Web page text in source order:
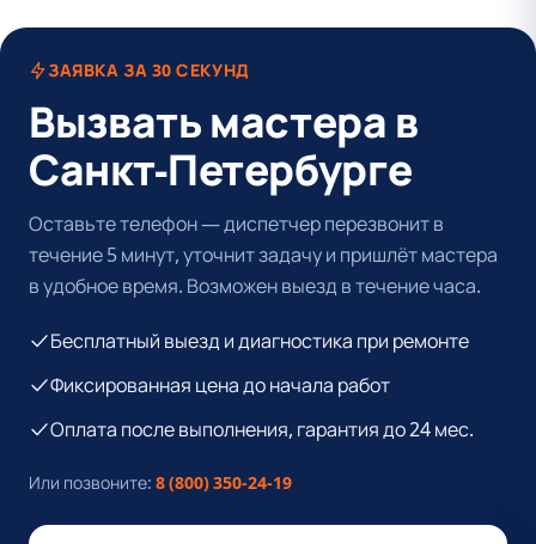
ЗАЯВКА ЗА 30 СЕКУНД
Вызвать мастера в
Санкт-Петербурге
Оставьте телефон — диспетчер перезвонит в
течение 5 минут, уточнит задачу и пришлёт мастера
в удобное время. Возможен выезд в течение часа.
Бесплатный выезд и диагностика при ремонте
Фиксированная цена до начала работ
Оплата после выполнения, гарантия до 24 мес.
Или позвоните: 8 (800) 350-24-19